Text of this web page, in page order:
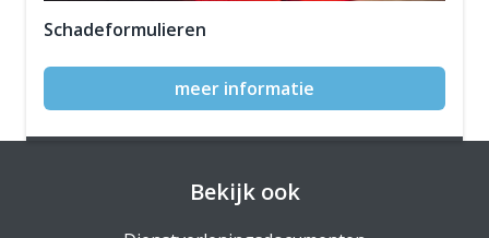
Schadeformulieren
meer informatie
Bekijk ook